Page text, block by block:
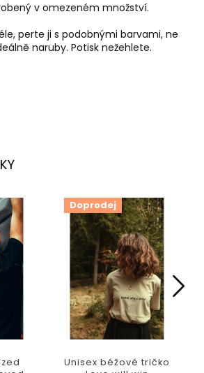
v omezeném množství.
perte ji s podobnými barvami, ne
naruby. Potisk nežehlete.
Doprodej
Unisex béžové tričko